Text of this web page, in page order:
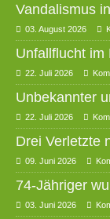
Vandalismus
03. August 2026
Unfallflucht im
22. Juli 2026
Unbekannter
22. Juli 2026
Drei Verletzte
09. Juni 2026
74-Jähriger
03. Juni 2026